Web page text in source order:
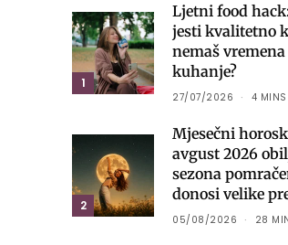
1
Ljetni food
jesti kvalitetno
nemaš vremena
kuhanje?
27/07/2026 4 MINS
2
Mjesečni
avgust 2026
sezona
donosi velike
05/08/2026 28